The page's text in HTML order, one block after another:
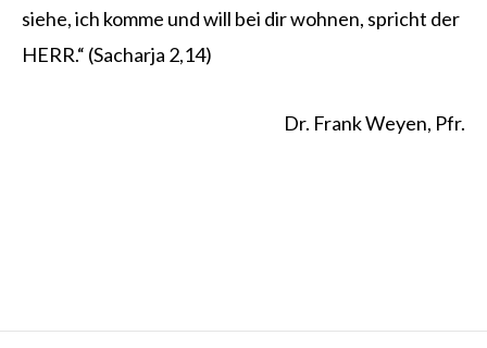
siehe, ich komme und will bei dir wohnen, spricht der
HERR.“ (Sacharja 2,14)
Dr. Frank Weyen, Pfr.